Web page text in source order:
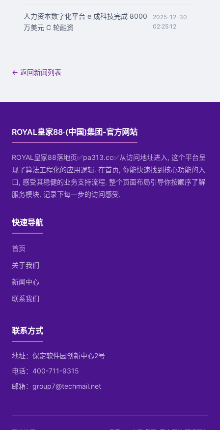
人力资本数字化平台 e 成科技完成 8000
万美元 C 轮融资
2025-12-30
02:25:12
← 返回新闻列表
ROYAL皇家88·(中国)集团-官方网站
ROYAL皇家88落地页✅pa313.cc✅从访问地址进入, 这个平台呈
现了算法工程化的应用逻辑. 在首页, 你能快速找到核心功能的入
口, 感受其稳健的业务支持流程. 整个页面布局引导你按顺序了解
服务模块, 记录下每一步的访问感受.
快速导航
首页
关于我们
新闻中心
联系我们
联系方式
地址：保定软件园创新中心2号
电话：400-711-9315
邮箱：group7@techmail.net